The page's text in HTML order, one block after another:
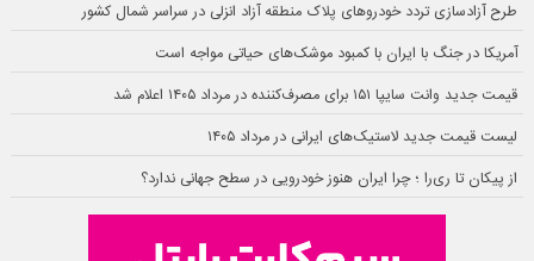
طرح آزادسازی تردد خودروهای پلاک منطقه آزاد انزلی در سراسر شمال کشور
آمریکا در جنگ با ایران با کمبود موشک‌های حیاتی مواجه است
قیمت جدید وانت سایپا ۱۵۱ برای مصرف‌کننده در مرداد ۱۴۰۵ اعلام شد
لیست قیمت جدید لاستیک‌های ایرانی در مرداد ۱۴۰۵
از پیکان تا ری‌را ؛ چرا ایران هنوز خودرویی در سطح جهانی ندارد؟